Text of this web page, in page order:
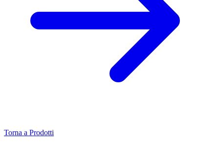
Torna a Prodotti